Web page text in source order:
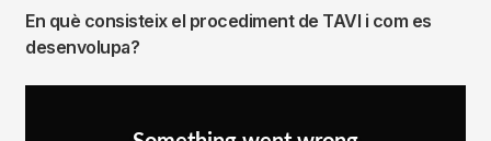
En què consisteix el procediment de TAVI i com es
desenvolupa?